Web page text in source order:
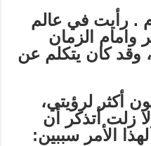
. رأيت في عالم
وامام الزمان
كان يتكلم عن
أكثر لرؤيتي،
زلت أتذكر أن
الأمر سببين: